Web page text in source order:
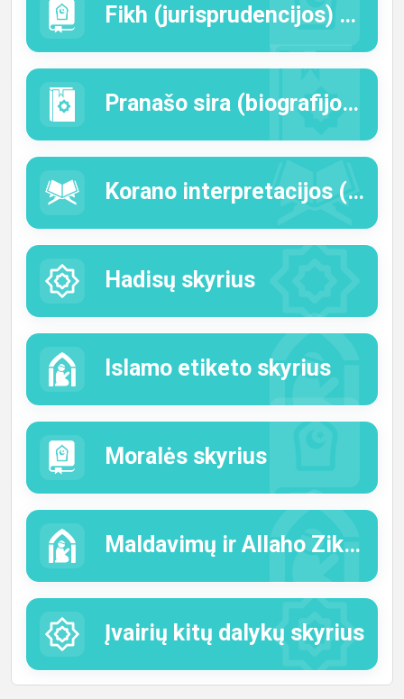
Fikh (jurisprudencijos) skyrius
Pranašo sira (biografijos) skyrius
Korano interpretacijos (tafsiro) skyrius
Hadisų skyrius
Islamo etiketo skyrius
Moralės skyrius
Maldavimų ir Allaho Zikr (atminimo žodžių) skyrius
Įvairių kitų dalykų skyrius